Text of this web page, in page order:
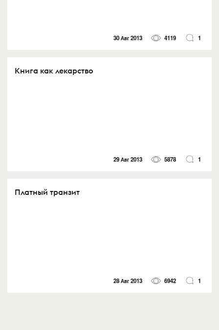
30 Авг 2013 4119 1
Книга как лекарство
29 Авг 2013 5878 1
Платный транзит
28 Авг 2013 6942 1